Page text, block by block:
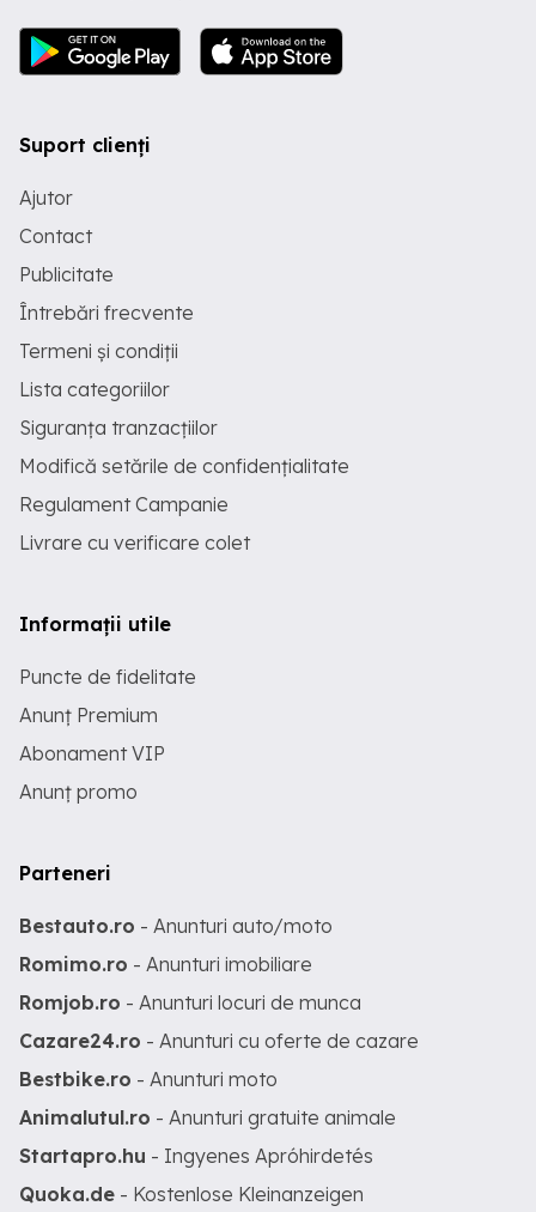
Suport clienți
Ajutor
Contact
Publicitate
Întrebări frecvente
Termeni și condiții
Lista categoriilor
Siguranța tranzacțiilor
Modifică setările de confidențialitate
Regulament Campanie
Livrare cu verificare colet
Informații utile
Puncte de fidelitate
Anunț Premium
Abonament VIP
Anunț promo
Parteneri
Bestauto.ro - Anunturi auto/moto
Romimo.ro - Anunturi imobiliare
Romjob.ro - Anunturi locuri de munca
Cazare24.ro - Anunturi cu oferte de cazare
Bestbike.ro - Anunturi moto
Animalutul.ro - Anunturi gratuite animale
Startapro.hu - Ingyenes Apróhirdetés
Quoka.de - Kostenlose Kleinanzeigen